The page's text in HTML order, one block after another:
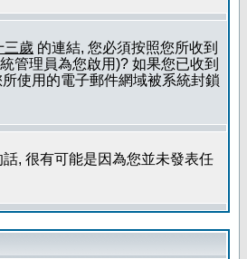
三歲 的連結, 您必須按照您所收到
管理員為您啟用)? 如果您已收到
使用的電子郵件網域被系統封鎖
, 很有可能是因為您並未發表任